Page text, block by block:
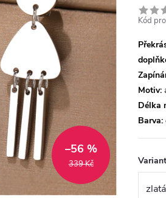
339 Kč
–56 %
Kód
Motiv:
Délka
Barva: